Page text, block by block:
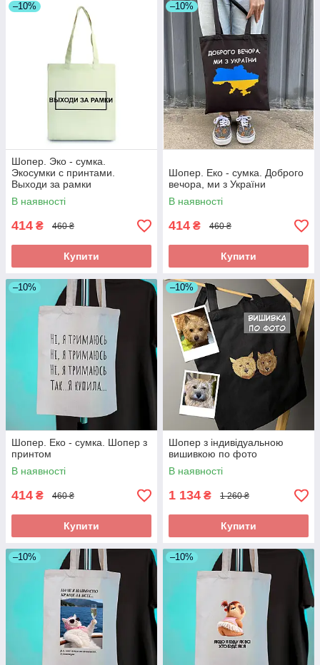
–10%
Шопер. Эко - сумка.
Экосумки с принтами.
Выходи за рамки
В наявності
414 ₴ 460 ₴
Купити
–10%
Шопер. Еко - сумка. Доброго
вечора, ми з України
В наявності
414 ₴ 460 ₴
Купити
–10%
Шопер. Еко - сумка. Шопер з
принтом
В наявності
414 ₴ 460 ₴
Купити
–10%
Шопер з індивідуальною
вишивкою по фото
В наявності
1 134 ₴ 1 260 ₴
Купити
–10% –10%